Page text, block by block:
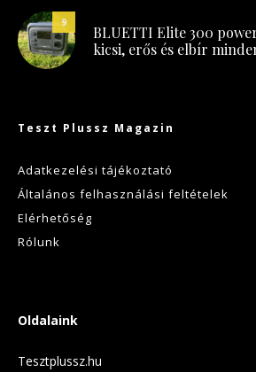
9
BLUETTI Elite 300
kicsi, erős és elbír
Teszt Plussz Magazin
Adatkezelési tájékoztató
Általános felhasználási feltételek
Elérhetőség
Rólunk
Oldalaink
Tesztplussz.hu